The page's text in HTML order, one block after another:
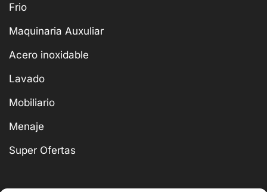
Frio
Maquinaria Auxuliar
Acero inoxidable
Lavado
Mobiliario
Menaje
Super Ofertas